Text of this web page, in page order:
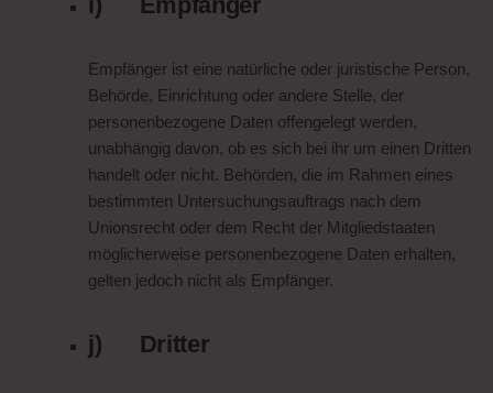
Empfänger ist eine natürliche oder juristische Person,
Behörde, Einrichtung oder andere Stelle, der
personenbezogene Daten offengelegt werden,
unabhängig davon, ob es sich bei ihr um einen Dritten
handelt oder nicht. Behörden, die im Rahmen eines
bestimmten Untersuchungsauftrags nach dem
Unionsrecht oder dem Recht der Mitgliedstaaten
möglicherweise personenbezogene Daten erhalten,
gelten jedoch nicht als Empfänger.
j) Dritter